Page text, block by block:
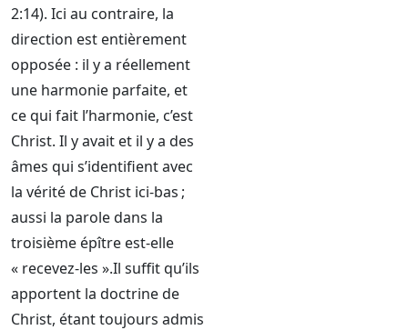
2:14). Ici au contraire, la
direction est entièrement
opposée : il y a réellement
une harmonie parfaite, et
ce qui fait l’harmonie, c’est
Christ. Il y avait et il y a des
âmes qui s’identifient avec
la vérité de Christ ici-bas ;
aussi la parole dans la
troisième épître est-elle
« recevez-les ».Il suffit qu’ils
apportent la doctrine de
Christ, étant toujours admis